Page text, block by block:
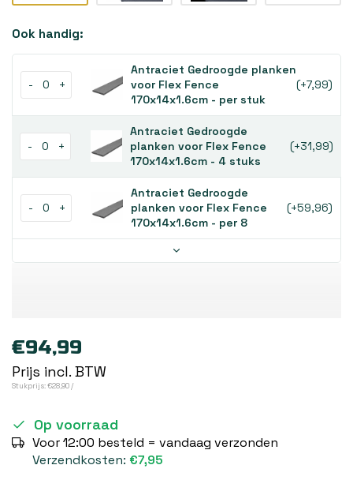
Ook handig:
+
Antraciet Gedroogde planken
voor Flex Fence
170x14x1.6cm - per stuk
(+7,99)
+
Antraciet Gedroogde
planken voor Flex Fence
170x14x1.6cm - 4 stuks
(+31,99)
+
Antraciet Gedroogde
planken voor Flex Fence
170x14x1.6cm - per 8
(+59,96)
€94,99
Prijs incl. BTW
Stukprijs: €28,90 /
Op voorraad
Voor 12:00 besteld = vandaag verzonden
Verzendkosten: €7,95